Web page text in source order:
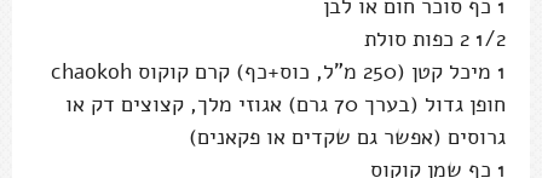
1 כף סוכר חום או לבן
1/2 2 כפות סולת
1 מיכל קטן (250 מ"ל, כוס+כף) קרם קוקוס chaokoh
חופן גדול (בערך 70 גרם) אגוזי מלך, קצוצים דק או
גרוסים (אפשר גם שקדים או פקאנים)
1 כף שמן קוקוס